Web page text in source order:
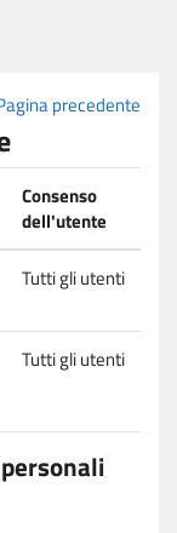
precedente
Consenso
dell'utente
Tutti gli utenti
Tutti gli utenti